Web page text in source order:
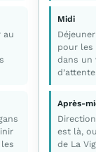
au
Midi
Déjeuner
pour les
dans un
d’attente.
Après-midi
Direction le
est là, ou
de La